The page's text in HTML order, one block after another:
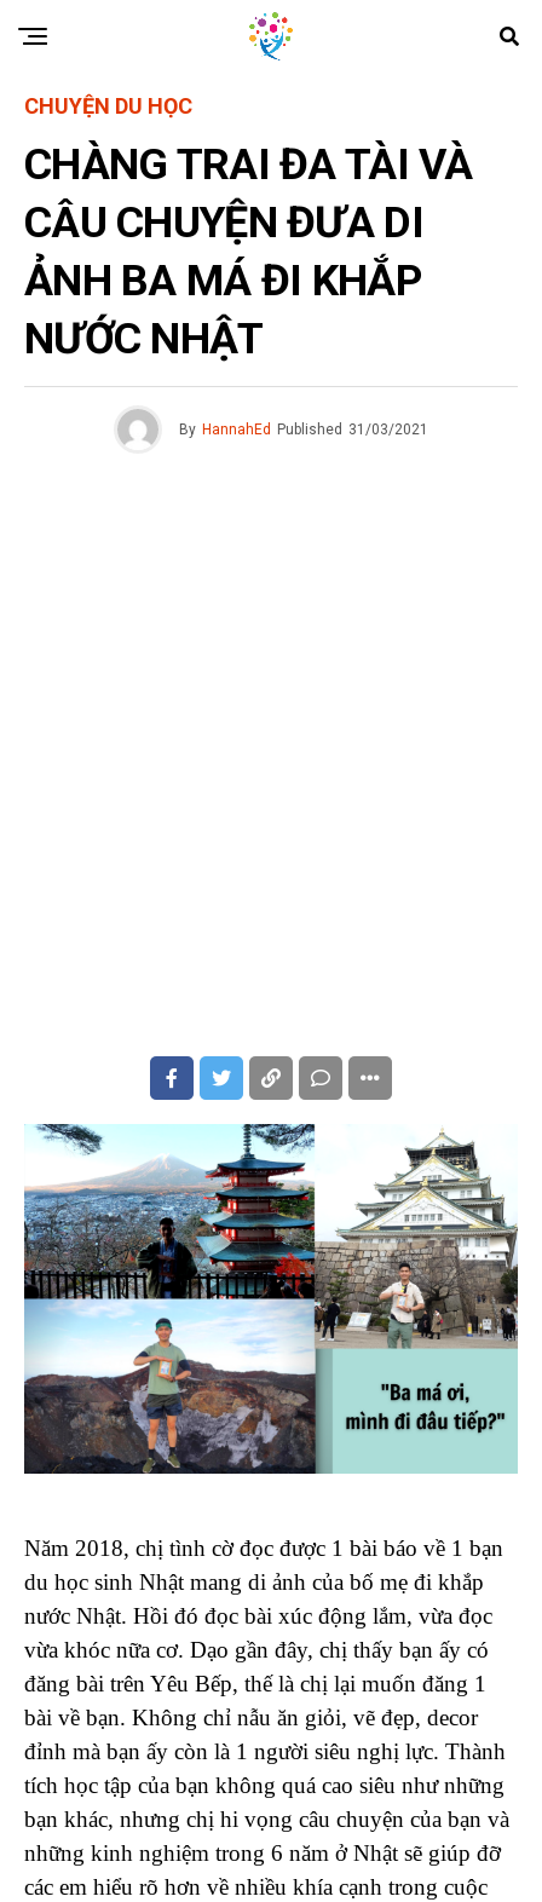
CHUYỆN DU HỌC
CHÀNG TRAI ĐA TÀI VÀ
CÂU CHUYỆN ĐƯA DI
ẢNH BA MÁ ĐI KHẮP
NƯỚC NHẬT
By HannahEd Published 31/03/2021
Năm 2018, chị tình cờ đọc được 1 bài báo về 1 bạn
du học sinh Nhật mang di ảnh của bố mẹ đi khắp
nước Nhật. Hồi đó đọc bài xúc động lắm, vừa đọc
vừa khóc nữa cơ. Dạo gần đây, chị thấy bạn ấy có
đăng bài trên Yêu Bếp, thế là chị lại muốn đăng 1
bài về bạn. Không chỉ nẫu ăn giỏi, vẽ đẹp, decor
đỉnh mà bạn ấy còn là 1 người siêu nghị lực. Thành
tích học tập của bạn không quá cao siêu như những
bạn khác, nhưng chị hi vọng câu chuyện của bạn và
những kinh nghiệm trong 6 năm ở Nhật sẽ giúp đỡ
các em hiểu rõ hơn về nhiều khía cạnh trong cuộc